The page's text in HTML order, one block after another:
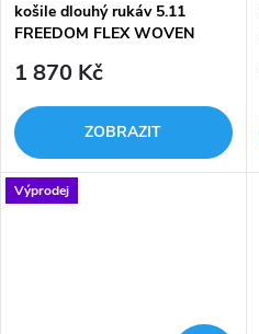
košile dlouhý rukáv 5.11
FREEDOM FLEX WOVEN
1 870 Kč
ZOBRAZIT
Výprodej